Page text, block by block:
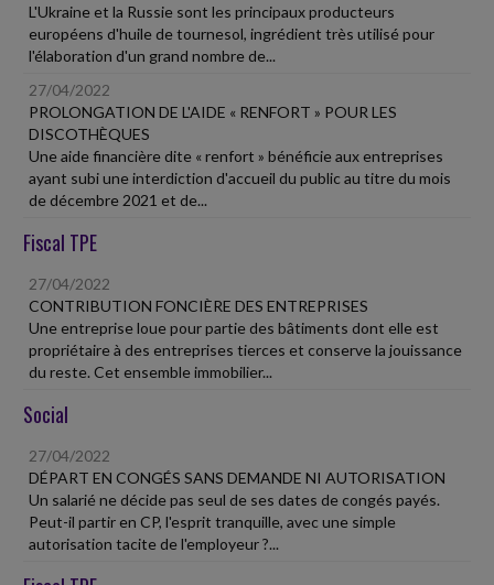
L'Ukraine et la Russie sont les principaux producteurs
européens d'huile de tournesol, ingrédient très utilisé pour
l'élaboration d'un grand nombre de...
27/04/2022
PROLONGATION DE L'AIDE « RENFORT » POUR LES
DISCOTHÈQUES
Une aide financière dite « renfort » bénéficie aux entreprises
ayant subi une interdiction d'accueil du public au titre du mois
de décembre 2021 et de...
Fiscal TPE
27/04/2022
CONTRIBUTION FONCIÈRE DES ENTREPRISES
Une entreprise loue pour partie des bâtiments dont elle est
propriétaire à des entreprises tierces et conserve la jouissance
du reste. Cet ensemble immobilier...
Social
27/04/2022
DÉPART EN CONGÉS SANS DEMANDE NI AUTORISATION
Un salarié ne décide pas seul de ses dates de congés payés.
Peut-il partir en CP, l'esprit tranquille, avec une simple
autorisation tacite de l'employeur ?...